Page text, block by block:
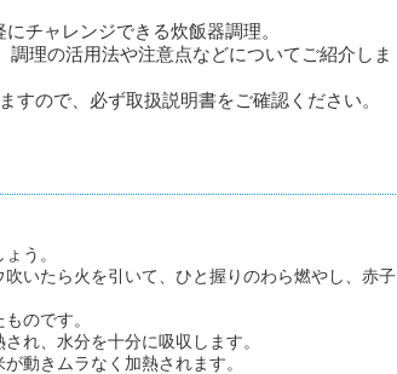
チャレンジできる炊飯器調理。
理の活用法や注意点などについてご紹介しま
ので、必ず取扱説明書をご確認ください。
う。
いたら火を引いて、ひと握りのわら燃やし、赤子
のです。
れ、水分を十分に吸収します。
動きムラなく加熱されます。